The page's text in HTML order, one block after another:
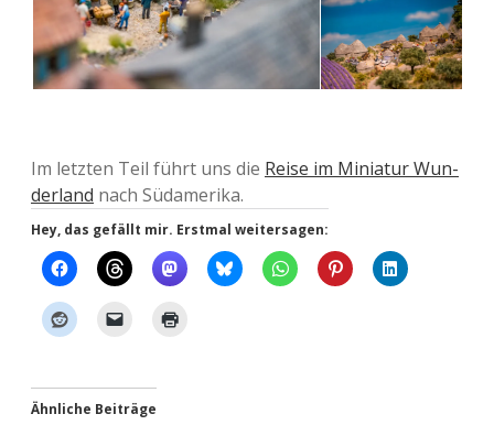
Im letz­ten Teil führt uns die Reise im Minia­tur Wun­
der­land nach Südamerika.
Hey, das gefällt mir. Erstmal weitersagen:
Ähnliche Beiträge